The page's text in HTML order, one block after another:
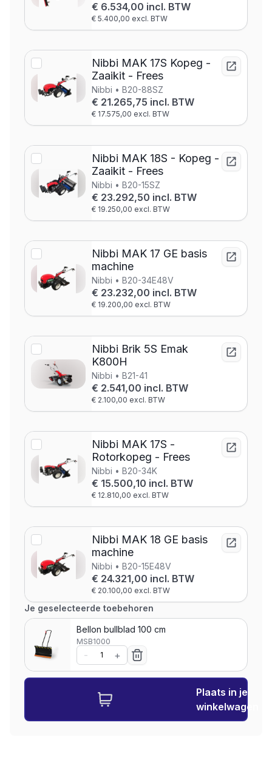
€ 6.534,00 incl. BTW
€ 5.400,00 excl. BTW
Nibbi MAK 17S Kopeg -
Zaaikit - Frees
Nibbi • B20-88SZ
€ 21.265,75 incl. BTW
€ 17.575,00 excl. BTW
Nibbi MAK 18S - Kopeg -
Zaaikit - Frees
Nibbi • B20-15SZ
€ 23.292,50 incl. BTW
€ 19.250,00 excl. BTW
Nibbi MAK 17 GE basis
machine
Nibbi • B20-34E48V
€ 23.232,00 incl. BTW
€ 19.200,00 excl. BTW
Nibbi Brik 5S Emak
K800H
Nibbi • B21-41
€ 2.541,00 incl. BTW
€ 2.100,00 excl. BTW
Nibbi MAK 17S -
Rotorkopeg - Frees
Nibbi • B20-34K
€ 15.500,10 incl. BTW
€ 12.810,00 excl. BTW
Nibbi MAK 18 GE basis
machine
Nibbi • B20-15E48V
€ 24.321,00 incl. BTW
€ 20.100,00 excl. BTW
Je geselecteerde toebehoren
Bellon bullblad 100 cm
MSB1000
- +
Plaats in je
winkelwagen